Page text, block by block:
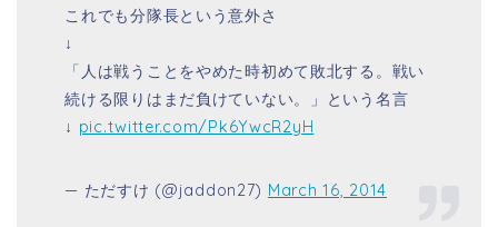
これでも分隊長という意外さ
↓
「人は戦うことをやめた時初めて敗北する。戦い
続ける限りはまだ負けていない。」という名言
↓ pic.twitter.com/Pk6YwcR2yH
— ただすけ (@jaddon27) March 16, 2014